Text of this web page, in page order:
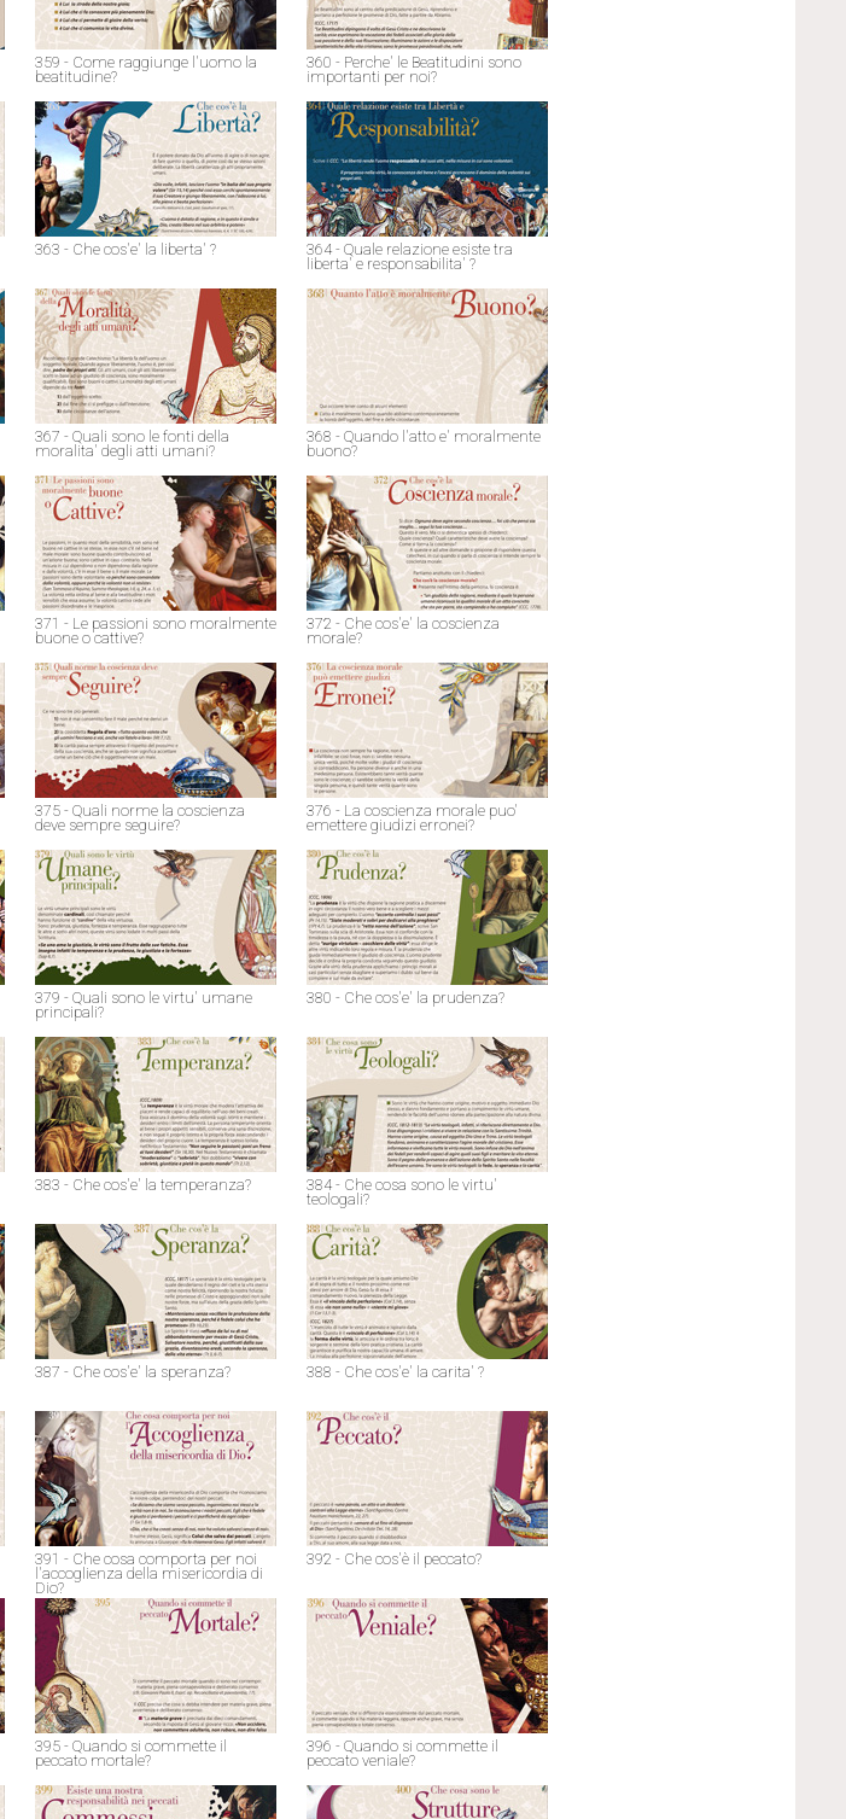
359 - Come raggiunge l'uomo la
beatitudine?
360 - Perche' le Beatitudini sono
importanti per noi?
363 - Che cos'e' la liberta' ?
364 - Quale relazione esiste tra
liberta' e responsabilita' ?
367 - Quali sono le fonti della
moralita' degli atti umani?
368 - Quando l'atto e' moralmente
buono?
371 - Le passioni sono moralmente
buone o cattive?
372 - Che cos'e' la coscienza
morale?
375 - Quali norme la coscienza
deve sempre seguire?
376 - La coscienza morale puo'
emettere giudizi erronei?
379 - Quali sono le virtu' umane
principali?
380 - Che cos'e' la prudenza?
383 - Che cos'e' la temperanza?
384 - Che cosa sono le virtu'
teologali?
387 - Che cos'e' la speranza? 388 - Che cos'e' la carita' ?
391 - Che cosa comporta per noi
l'accoglienza della misericordia di
Dio?
392 - Che cos'è il peccato?
395 - Quando si commette il
peccato mortale?
396 - Quando si commette il
peccato veniale?